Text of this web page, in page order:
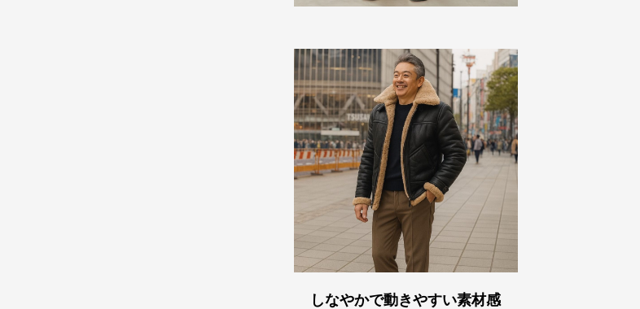
しなやかで動きやすい素材感